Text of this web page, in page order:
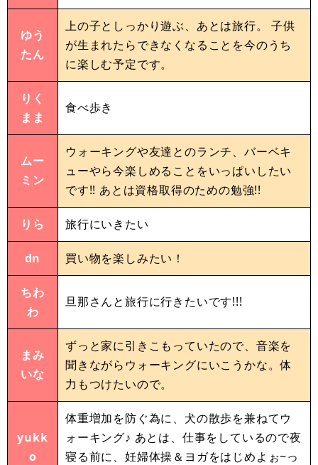
ゆう
たん
上の子としっかり遊ぶ、あとは旅行。 子供
が生まれたらできなくなることを今のうち
に楽しむ予定です。
りく
まま
食べ歩き
ムー
ミン
ウォーキングや友達とのランチ、バーベキ
ューやら今楽しめることをいっぱいしたい
です!! あとは資格取得のための勉強!!
りら 旅行にいきたい
dn 買い物を楽しみたい！
ちわ
わ
旦那さんと旅行に行きたいです!!!
まみ
いな
ずっと家に引きこもっていたので、音楽を
聞きながらウォーキングにいこうかな。体
力もつけたいので。
yukk
o
体重増加を防ぐ為に、犬の散歩を兼ねてウ
ォーキング♪ あとは、仕事をしているので夜
寝る前に、妊婦体操＆ヨガをはじめよぉ~っ